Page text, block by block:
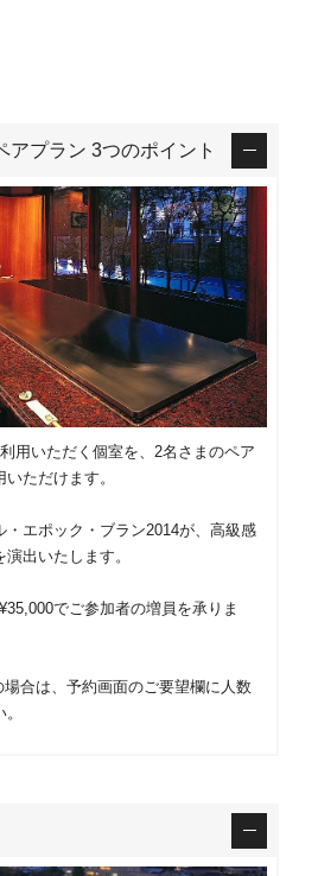
アプラン 3つのポイント
用いただく個室を、2名さまのペア
ただけます。
エポック・ブラン2014が、高級感
出いたします。
でご参加者の増員を承りま
合は、予約画面のご要望欄に人数